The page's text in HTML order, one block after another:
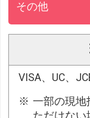
その他
VISA、UC、
一部の現地
ただけない